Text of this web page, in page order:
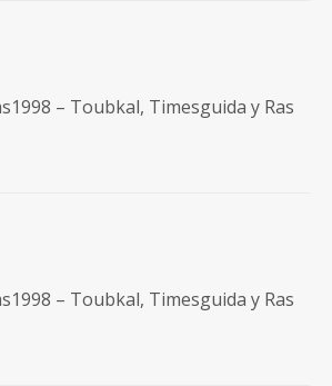
– Toubkal, Timesguida y Ras
– Toubkal, Timesguida y Ras